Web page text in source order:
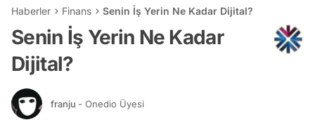
Haberler Finans Senin İş Yerin Ne Kadar Dijital?
Senin İş Yerin Ne Kadar
Dijital?
franju - Onedio Üyesi